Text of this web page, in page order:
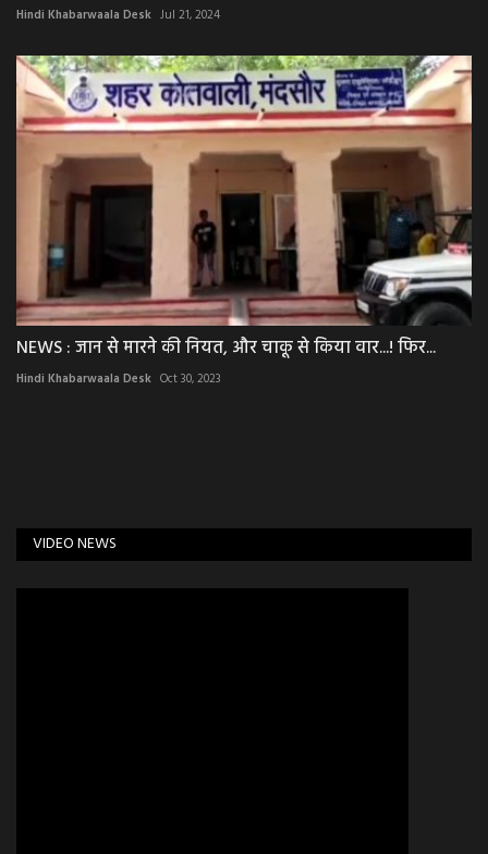
Hindi Khabarwaala Desk Jul 21, 2024
NEWS : जान से मारने की नियत, और चाकू से किया वार...! फिर...
Hindi Khabarwaala Desk Oct 30, 2023
VIDEO NEWS